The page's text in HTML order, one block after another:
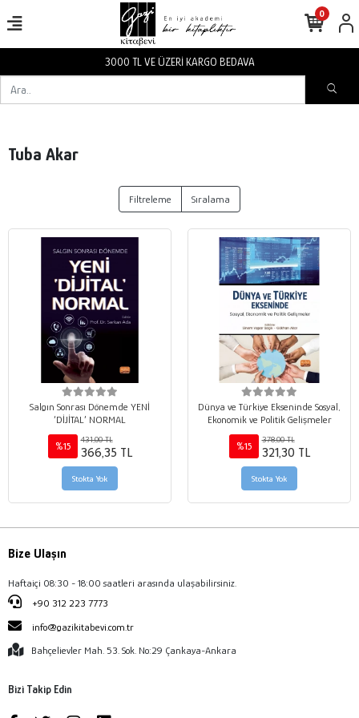
3000 TL VE ÜZERİ KARGO BEDAVA
0
Tuba Akar
Filtreleme Sıralama
Salgın Sonrası Dönemde YENİ
‘DİJİTAL’ NORMAL
%15
431,00 TL
366,35 TL
Stokta Yok
Dünya ve Türkiye Ekseninde Sosyal,
Ekonomik ve Politik Gelişmeler
%15
378,00 TL
321,30 TL
Stokta Yok
Bize Ulaşın
Haftaiçi 08:30 - 18:00 saatleri arasında ulaşabilirsiniz.
+90 312 223 7773
info@gazikitabevi.com.tr
Bahçelievler Mah. 53. Sok. No:29 Çankaya-Ankara
Bizi Takip Edin